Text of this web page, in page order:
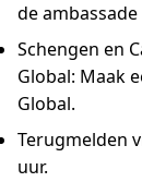
de
Schengen en
Global: Maak
Global.
Terugmelden
uur.